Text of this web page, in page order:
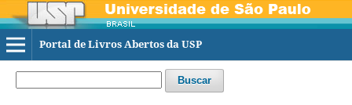
Portal de Livros Abertos da USP
Buscar